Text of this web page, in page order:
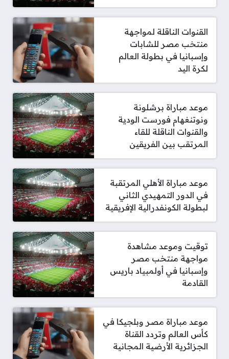
القنوات الناقلة لمواجهة
منتخب مصر للشابات
وإسبانيا في بطولة العالم
لكرة اليد
موعد مباراة برشلونة
ونوتنغهام فورست الودية
والقنوات الناقلة للقاء
المرتقب بين الفريقين
موعد مباراة الأهلي المرتقبة
في الدور التمهيدي الثاني
لبطولة الكونفدرالية الإفريقية
توقيت وموعد مشاهدة
مواجهة منتخب مصر
وإسبانيا في أولمبياد باريس
القادمة
موعد مباراة مصر وبلجيكا في
كأس العالم وتردد القناة
الجزائرية الأرضية المجانية